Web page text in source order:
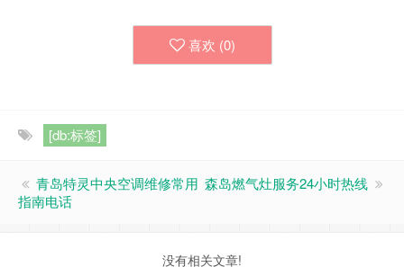
喜欢 (0)
[db:标签]
青岛特灵中央空调维修常用
指南电话
森岛燃气灶服务24小时热线
没有相关文章!